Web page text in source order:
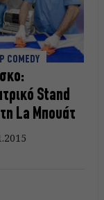
COMEDY
Stand
La Μπουάτ